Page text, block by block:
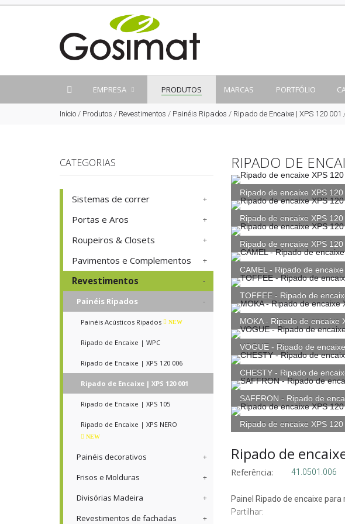
EMPRESA PRODUTOS MARCAS PORTFÓLIO
Início / Produtos / Revestimentos / Painéis Ripados / Ripado de Encaixe | XPS 120 001
CATEGORIAS
Sistemas de correr
Portas e Aros
Roupeiros & Closets
Pavimentos e Complementos
Revestimentos
Painéis Ripados
Painéis Acústicos Ripados NEW
Ripado de Encaixe | WPC
Ripado de Encaixe | XPS 120 006
Ripado de Encaixe | XPS 120 001
Ripado de Encaixe | XPS 105
Ripado de Encaixe | XPS NERO
NEW
Painéis decorativos
Frisos e Molduras
Divisórias Madeira
Revestimentos de fachadas
RIPADO DE
Ripado de encaixe XPS
Ripado de encaixe XPS
Ripado de encaixe XPS
CAMEL - Ripado de
TOFFEE - Ripado de
MOKA - Ripado de encaixe
VOGUE - Ripado de
CHESTY - Ripado de
SAFFRON - Ripado de
Ripado de encaixe XPS
Ripado de
Referência: 41.0501.006
Painel Ripado de encaixe
Partilhar: